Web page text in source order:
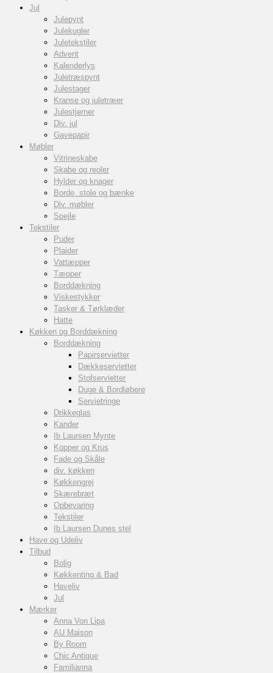
Jul
Julepynt
Julekugler
Juletekstiler
Advent
Kalenderlys
Juletræspynt
Julestager
Kranse og juletræer
Julestjerner
Div. jul
Gavepapir
Møbler
Vitrineskabe
Skabe og reoler
Hylder og knager
Borde, stole og bænke
Div. møbler
Spejle
Tekstiler
Puder
Plaider
Vattæpper
Tæpper
Borddækning
Viskestykker
Tasker & Tørklæder
Hatte
Køkken og Borddækning
Borddækning
Papirservietter
Dækkeservietter
Stofservietter
Duge & Bordløbere
Servietringe
Drikkeglas
Kander
Ib Laursen Mynte
Kopper og Krus
Fade og Skåle
div. køkken
Køkkengrej
Skærebræt
Opbevaring
Tekstiler
Ib Laursen Dunes stel
Have og Udeliv
Tilbud
Bolig
Køkkenting & Bad
Haveliv
Jul
Mærker
Anna Von Lipa
AU Maison
By Room
Chic Antique
Familianna